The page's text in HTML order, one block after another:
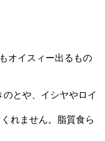
オイスィー出るもの
とや、イシヤやロイ
れません。脂質食ら